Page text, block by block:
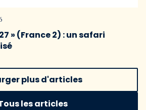
» (France 2) : un safari
plus d'articles
les articles